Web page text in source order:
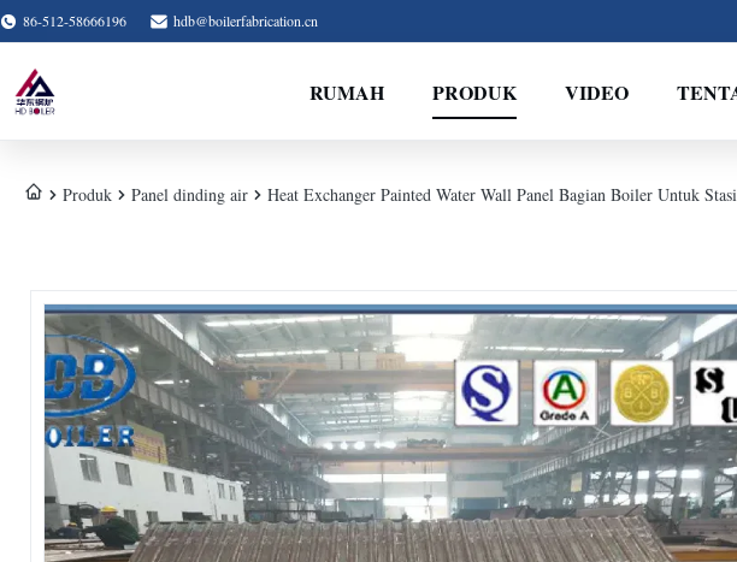
86-512-58666196 hdb@boilerfabrication.cn
RUMAH PRODUK VIDEO
Produk Panel dinding air Heat Exchanger Painted Water Wall Panel Bagian Boiler Untuk